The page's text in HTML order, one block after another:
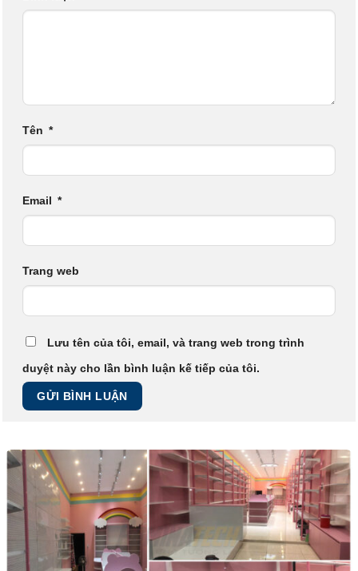
Tên *
Email *
Trang web
Lưu tên của tôi, email, và trang web trong trình
duyệt này cho lần bình luận kế tiếp của tôi.